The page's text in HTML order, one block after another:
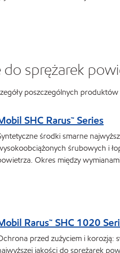
sprężarek
poszczególnych
SHC Rarus™ Series
środki smarne
śrubowych i
Okres między
Rarus™ SHC 1020
przed zużyciem i korozją:
jakości do sprężarek